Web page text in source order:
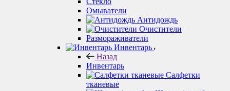
Омыватели
Антидождь
Очистители
Размораживатели
Инвентарь
Назад
Инвентарь
Салфетки
тканевые